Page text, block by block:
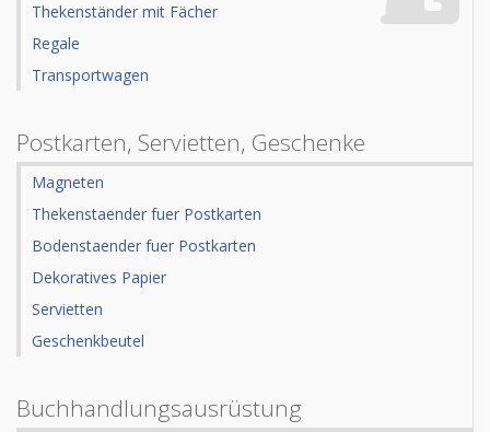
Thekenständer mit Fächer
Regale
Transportwagen
Postkarten, Servietten, Geschenke
Magneten
Thekenstaender fuer Postkarten
Bodenstaender fuer Postkarten
Dekoratives Papier
Servietten
Geschenkbeutel
Buchhandlungsausrüstung